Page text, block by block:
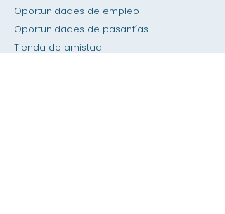
Oportunidades de empleo
Oportunidades de pasantías
Tienda de amistad